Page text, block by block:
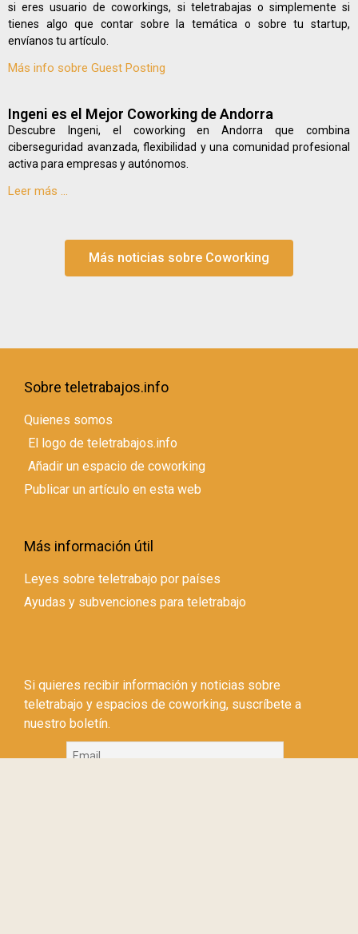
si eres usuario de coworkings, si teletrabajas o simplemente si
tienes algo que contar sobre la temática o sobre tu startup,
envíanos tu artículo.
Más info sobre Guest Posting
Ingeni es el Mejor Coworking de Andorra
Descubre Ingeni, el coworking en Andorra que combina
ciberseguridad avanzada, flexibilidad y una comunidad profesional
activa para empresas y autónomos.
Leer más ...
Más noticias sobre Coworking
Sobre teletrabajos.info
Quienes somos
El logo de teletrabajos.info
Añadir un espacio de coworking
Publicar un artículo en esta web
Más información útil
Leyes sobre teletrabajo por países
Ayudas y subvenciones para teletrabajo
Si quieres recibir información y noticias sobre
teletrabajo y espacios de coworking, suscríbete a
nuestro boletín.